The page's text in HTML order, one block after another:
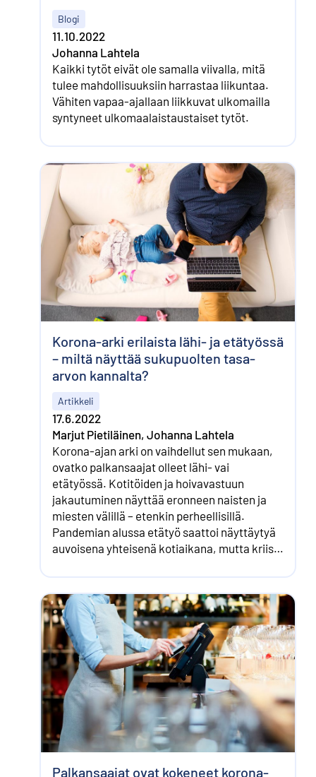
Blogi
11.10.2022
Johanna Lahtela
Kaikki tytöt eivät ole samalla viivalla, mitä
tulee mahdollisuuksiin harrastaa liikuntaa.
Vähiten vapaa-ajallaan liikkuvat ulkomailla
syntyneet ulkomaalaistaustaiset tytöt.
Korona-arki erilaista lähi- ja etätyössä
– miltä näyttää sukupuolten tasa-
arvon kannalta?
Artikkeli
17.6.2022
Marjut Pietiläinen, Johanna Lahtela
Korona-ajan arki on vaihdellut sen mukaan,
ovatko palkansaajat olleet lähi- vai
etätyössä. Kotitöiden ja hoivavastuun
jakautuminen näyttää eronneen naisten ja
miesten välillä – etenkin perheellisillä.
Pandemian alussa etätyö saattoi näyttäytyä
auvoisena yhteisenä kotiaikana, mutta kriisin
suuntaan.
Palkansaajat ovat kokeneet korona-